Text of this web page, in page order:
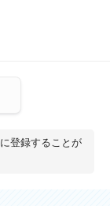
に登録することが